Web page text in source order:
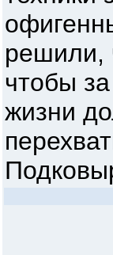
решили,
чтобы
жизни